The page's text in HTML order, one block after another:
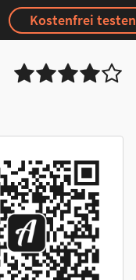
Kostenfrei testen